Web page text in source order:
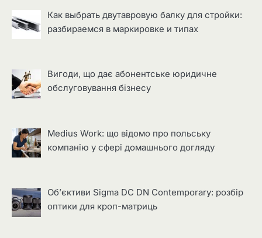
Как выбрать двутавровую балку для стройки:
разбираемся в маркировке и типах
Вигоди, що дає абонентське юридичне
обслуговування бізнесу
Medius Work: що відомо про польську
компанію у сфері домашнього догляду
Об’єктиви Sigma DC DN Contemporary: розбір
оптики для кроп-матриць